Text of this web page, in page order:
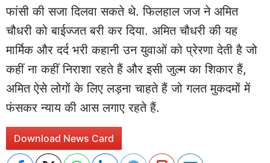
फांसी की सजा दिलवा सकते थे. फिलहाल जज ने अमित
चौधरी को बाईज्जत बरी कर दिया. अमित चौधरी की यह
मार्मिक और दर्द भरी कहानी उन युवाओं को प्रेरणा देती है जो
कहीं ना कहीं निराशा रहते हैं और इसी जुल्म का शिकार हैं,
अमित ऐसे लोगों के लिए लड़ना चाहते हैं जो गलत मुकदमों में
फंसकर न्याय की आस लगाए रहते हैं.
Download News Card